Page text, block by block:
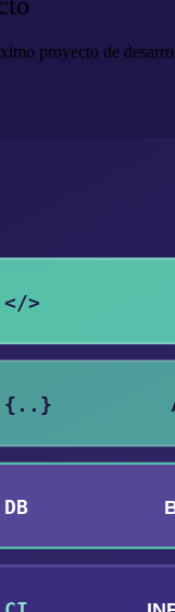
proyecto de